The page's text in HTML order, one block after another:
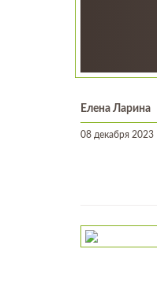
Елена Ларина
08 декабря 2023